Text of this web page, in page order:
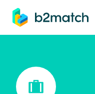
springen